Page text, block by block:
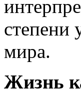
степени
мира.
Жизнь